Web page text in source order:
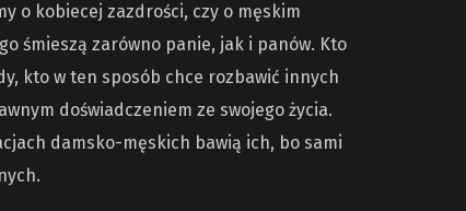
o kobiecej zazdrości, czy o męskim
śmieszą zarówno panie, jak i panów. Kto
kto w ten sposób chce rozbawić innych
doświadczeniem ze swojego życia.
damsko-męskich bawią ich, bo sami